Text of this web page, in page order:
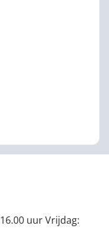
uur Vrijdag: